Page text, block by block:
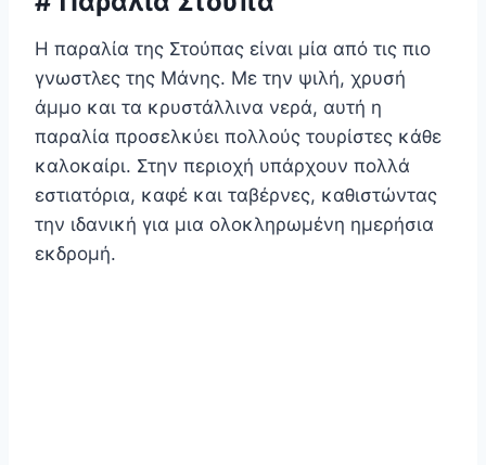
Η παραλία της Στούπας είναι μία από τις πιο
γνωστλες της Μάνης. Με την ψιλή, χρυσή
άμμο και τα κρυστάλλινα νερά, αυτή η
παραλία προσελκύει πολλούς τουρίστες κάθε
καλοκαίρι. Στην περιοχή υπάρχουν πολλά
εστιατόρια, καφέ και ταβέρνες, καθιστώντας
την ιδανική για μια ολοκληρωμένη ημερήσια
εκδρομή.